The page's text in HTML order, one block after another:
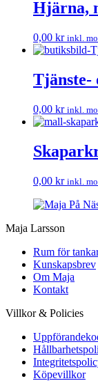
Hjärna,
0,00 kr inkl.
Tjänste-
0,00 kr inkl.
0,00 kr inkl.
Maja Larsson
Rum för
Kunskapsbrev
Om Maja
Kontakt
Villkor & Policies
Köpevillkor